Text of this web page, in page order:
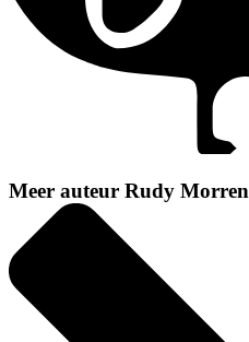
Meer auteur Rudy Morren